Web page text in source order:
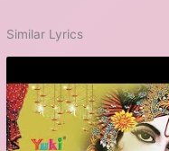
Similar Lyrics